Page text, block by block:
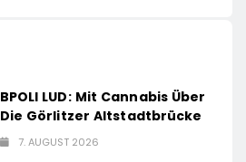
BPOLI LUD: Mit Cannabis Über
Die Görlitzer Altstadtbrücke
7. AUGUST 2026